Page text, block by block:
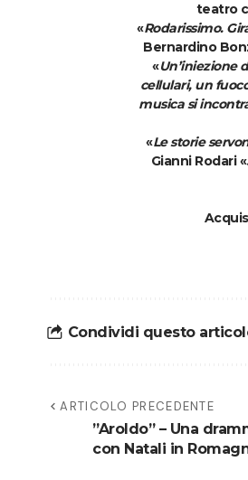
teatro
«Rodarissimo.
Bernardino
«Un’iniezione
cellulari, un
musica si
«Le storie
Gianni Rodari «
Condividi questo
ARTICOLO PRECEDENTE
”Aroldo” – Una
con Natali in